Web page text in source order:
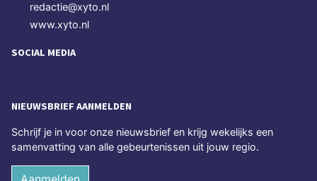
redactie@xyto.nl
www.xyto.nl
SOCIAL MEDIA
NIEUWSBRIEF AANMELDEN
Schrijf je in voor onze nieuwsbrief en krijg wekelijks een
samenvatting van alle gebeurtenissen uit jouw regio.